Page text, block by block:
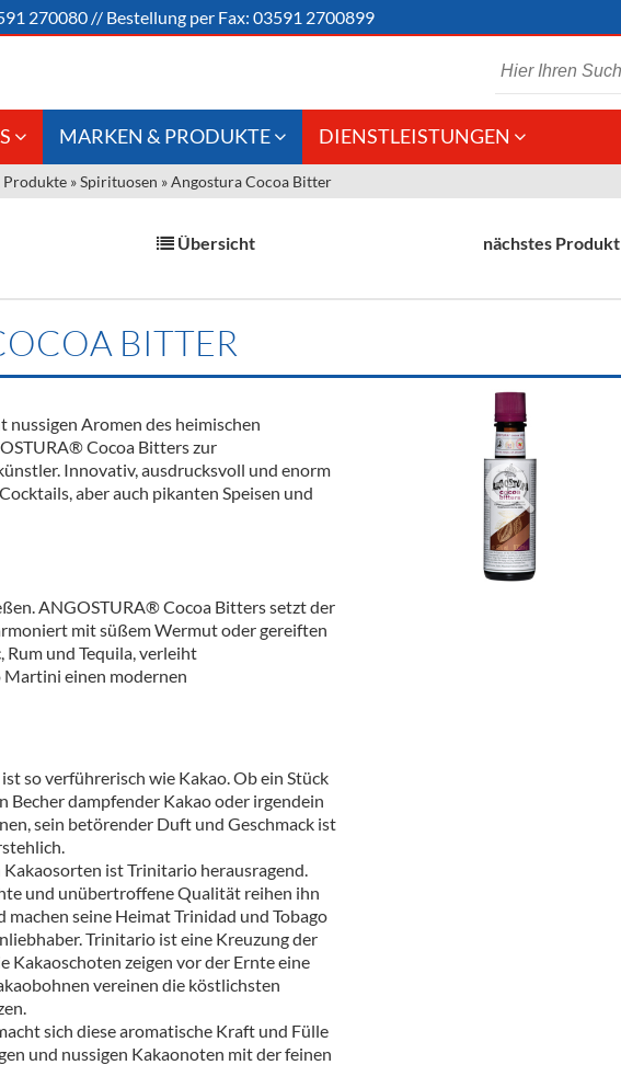
270080 // Bestellung per Fax: 03591 2700899
&
Gastronomie
Großhandel
Neue Art des
MARKEN & PRODUKTE
Weine & Schaumwein
Alkoholfreie Getränke
Öle & Küchenartikel
Kaffee
Barzubehör
Verpackung
Hygieneartikel & Desinfektion
DIENSTLEISTUNGEN
Kommisionskauf &
Produkte »Spirituosen »Angostura Cocoa Bitter
Übersicht nächstes Produkt
BITTER
Aromen des heimischen
Cocoa Bitters zur
Innovativ, ausdrucksvoll und enorm
aber auch pikanten Speisen und
ANGOSTURA® Cocoa Bitters setzt der
mit süßem Wermut oder gereiften
Rum und Tequila, verleiht
Martini einen modernen
so verführerisch wie Kakao. Ob ein Stück
Becher dampfender Kakao oder irgendein
sein betörender Duft und Geschmack ist
ist Trinitario herausragend.
und unübertroffene Qualität reihen ihn
machen seine Heimat Trinidad und Tobago
Trinitario ist eine Kreuzung der
Kakaoschoten zeigen vor der Ernte eine
vereinen die köstlichsten
sich diese aromatische Kraft und Fülle
und nussigen Kakaonoten mit der feinen